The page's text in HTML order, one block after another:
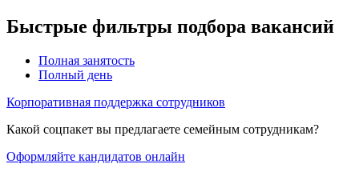
Быстрые фильтры подбора вакансий
Полная занятость
Полный день
Корпоративная поддержка сотрудников
Какой соцпакет вы предлагаете семейным сотрудникам?
Оформляйте кандидатов онлайн